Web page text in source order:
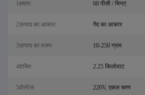
1क्षमता: 60 पीसी / मिनट
2उत्पाद का आकार: गेंद का आकार
3उत्पाद का वजन: 10-250 ग्राम
4शक्ति: 2.25 किलोवाट
5वोल्टेज: 220V, एकल चरण